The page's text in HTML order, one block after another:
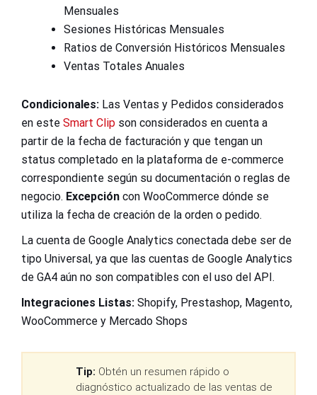
Mensuales
Sesiones Históricas Mensuales
Ratios de Conversión Históricos Mensuales
Ventas Totales Anuales
Condicionales: Las Ventas y Pedidos considerados
en este Smart Clip son considerados en cuenta a
partir de la fecha de facturación y que tengan un
status completado en la plataforma de e-commerce
correspondiente según su documentación o reglas de
negocio. Excepción con WooCommerce dónde se
utiliza la fecha de creación de la orden o pedido.
La cuenta de Google Analytics conectada debe ser de
tipo Universal, ya que las cuentas de Google Analytics
de GA4 aún no son compatibles con el uso del API.
Integraciones Listas: Shopify, Prestashop, Magento,
WooCommerce y Mercado Shops
Tip: Obtén un resumen rápido o
diagnóstico actualizado de las ventas de